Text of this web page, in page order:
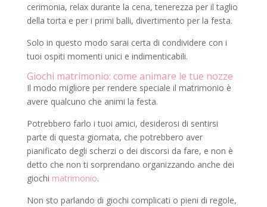
cerimonia, relax durante la cena, tenerezza per il taglio
della torta e per i primi balli, divertimento per la festa.
Solo in questo modo sarai certa di condividere con i
tuoi ospiti momenti unici e indimenticabili.
Giochi matrimonio: come animare le tue nozze
Il modo migliore per rendere speciale il matrimonio è
avere qualcuno che animi la festa.
Potrebbero farlo i tuoi amici, desiderosi di sentirsi
parte di questa giornata, che potrebbero aver
pianificato degli scherzi o dei discorsi da fare, e non è
detto che non ti sorprendano organizzando anche dei
giochi matrimonio.
Non sto parlando di giochi complicati o pieni di regole,